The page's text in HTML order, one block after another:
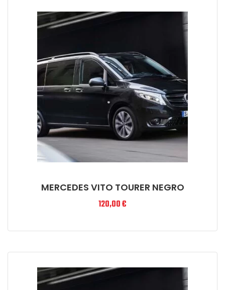
MERCEDES VITO TOURER NEGRO
120,00€